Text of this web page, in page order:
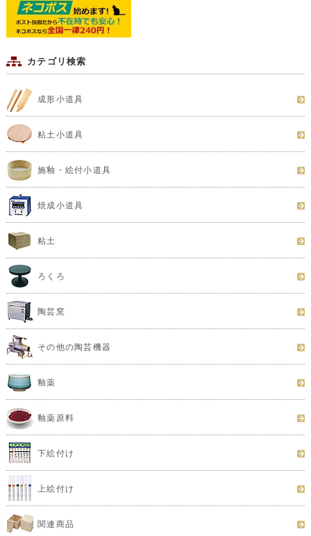
カテゴリ検索
成形小道具
粘土小道具
施釉・絵付小道具
焼成小道具
粘土
ろくろ
陶芸窯
その他の陶芸機器
釉薬
釉薬原料
下絵付け
上絵付け
関連商品